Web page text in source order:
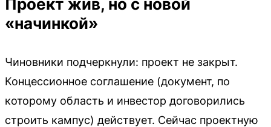
«начинкой»
Чиновники подчеркнули: проект не закрыт.
Концессионное соглашение (документ, по
которому область и инвестор договорились
строить кампус) действует. Сейчас проектную